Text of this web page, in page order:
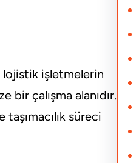
lojistik işletmelerin
bir çalışma alanıdır.
süreci
h